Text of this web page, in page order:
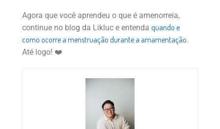
Agora que você aprendeu o que é amenorreia,
continue no blog da Likluc e entenda quando e
como ocorre a menstruação durante a amamentação.
Até logo! ❤️